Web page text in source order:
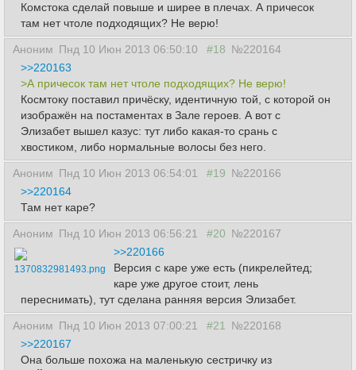
Комстока сделай повыше и ширее в плечах. А причесок
там нет чтоле подходящих? Не верю!
Аноним Пнд 10 Июн 2013 06:50:10 #18 №220164
>>220163
>А причесок там нет чтоле подходящих? Не верю!
Космтоку поставил причёску, идентичную той, с которой он
изображён на постаментах в Зале героев. А вот с
Элизабет вышел казус: тут либо какая-то срань с
хвостиком, либо нормальные волосы без него.
Аноним Пнд 10 Июн 2013 06:54:01 #19 №220166
>>220164
Там нет каре?
Аноним Пнд 10 Июн 2013 06:56:21 #20 №220167
1370832981493.png
>>220166
Версия с каре уже есть (пикрелейтед;
каре уже другое стоит, лень
переснимать), тут сделана ранняя версия Элизабет.
Аноним Пнд 10 Июн 2013 07:00:21 #21
№220168
>>220167
Она больше похожа на маленькую сестричку из